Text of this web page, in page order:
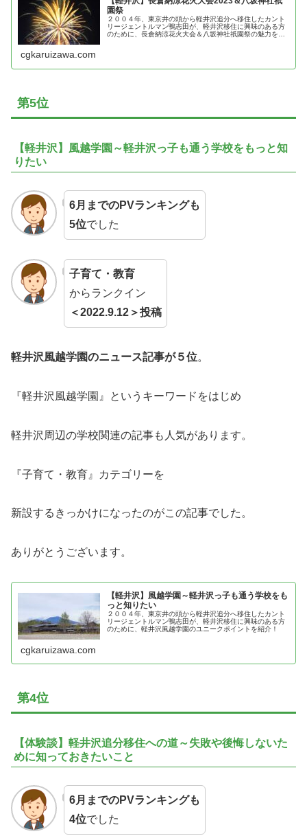
園祭
２００４年、東京井の頭から軽井沢追分へ移住したカント
リージェントルマン鴨志田が、軽井沢移住に興味のある方
のために、長倉納涼花火大会＆八坂神社祇園祭の魅力を紹
cgkaruizawa.com
第5位
【軽井沢】風越学園～軽井沢っ子も通う学校をもっと知
りたい
6月までのPVランキングも
5位でした
子育て・教育
からランクイン
＜2022.9.12＞投稿
軽井沢風越学園のニュース記事が５位。
『軽井沢風越学園』というキーワードをはじめ
軽井沢周辺の学校関連の記事も人気があります。
『子育て・教育』カテゴリーを
新設するきっかけになったのがこの記事でした。
ありがとうございます。
【軽井沢】風越学園～軽井沢っ子も通う学校をも
っと知りたい
２００４年、東京井の頭から軽井沢追分へ移住したカント
リージェントルマン鴨志田が、軽井沢移住に興味のある方
のために、軽井沢風越学園のユニークポイントを紹介！
cgkaruizawa.com
第4位
【体験談】軽井沢追分移住への道～失敗や後悔しないた
めに知っておきたいこと
6月までのPVランキングも
4位でした